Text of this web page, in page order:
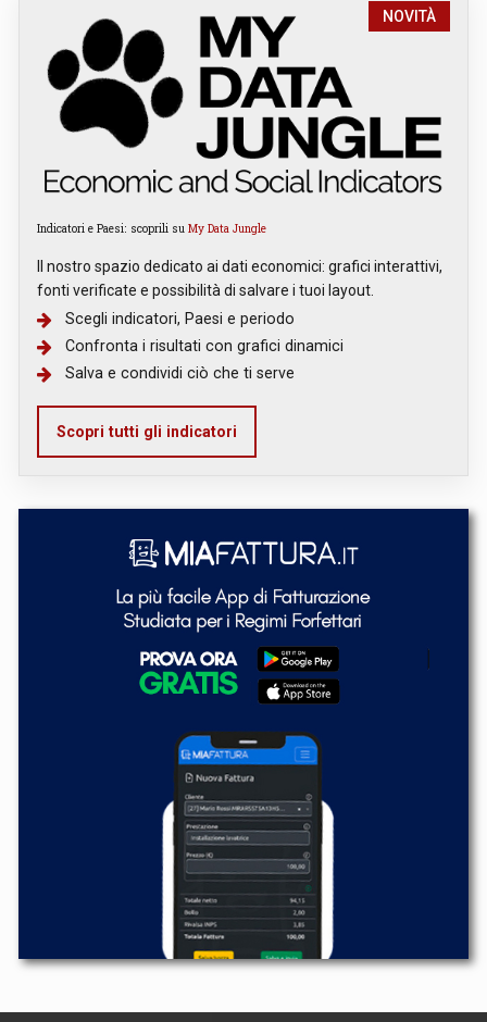
NOVITÀ
Indicatori e Paesi: scoprili su My Data Jungle
Il nostro spazio dedicato ai dati economici: grafici interattivi,
fonti verificate e possibilità di salvare i tuoi layout.
Scegli indicatori, Paesi e periodo
Confronta i risultati con grafici dinamici
Salva e condividi ciò che ti serve
Scopri tutti gli indicatori